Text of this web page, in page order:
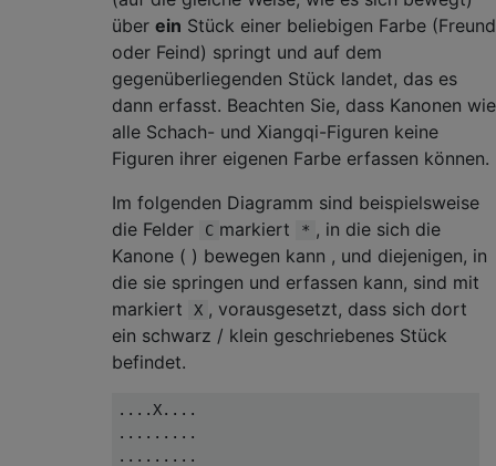
über ein Stück einer beliebigen Farbe (Freund
oder Feind) springt und auf dem
gegenüberliegenden Stück landet, das es
dann erfasst. Beachten Sie, dass Kanonen wie
alle Schach- und Xiangqi-Figuren keine
Figuren ihrer eigenen Farbe erfassen können.
Im folgenden Diagramm sind beispielsweise
die Felder
C markiert * , in die sich die
Kanone ( ) bewegen kann , und diejenigen, in
die sie springen und erfassen kann, sind mit
markiert
X , vorausgesetzt, dass sich dort
ein schwarz / klein geschriebenes Stück
befindet.
....X....
.........
.........